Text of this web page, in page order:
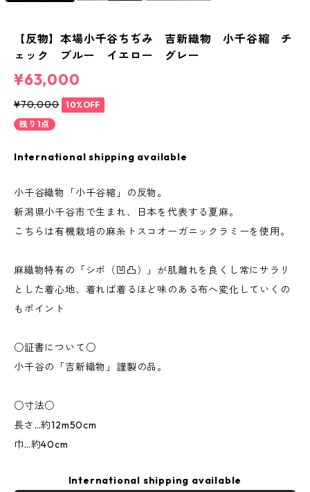
【反物】本場小千谷ちぢみ 吉新織物 小千谷縮 チ
ェック ブルー イエロー グレー
¥63,000
¥70,000
10%OFF
残り1点
International shipping available
小千谷織物「小千谷縮」の反物。
新潟県小千谷市で生まれ、日本を代表する夏麻。
こちらは有機栽培の麻糸トスコオーガニックラミーを使用。
​麻織物特有の「シボ（凹凸）」が肌離れを良くし常にサラリ
とした着心地、着れば着るほど味のある布へ変化していくの
もポイント
○証書について○
小千谷の「吉新織物」謹製の品。
○寸法○
長さ…約12m50cm
巾…約40cm
International shipping available